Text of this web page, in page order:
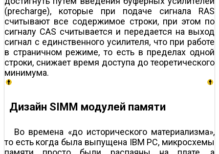
(precharge), которые при подаче сигнала RAS
считывают все содержимое строки, при этом по
сигналу CAS считывается и передается на выход
сигнал с единственного усилителя, что при работе
в страничном режиме, то есть в пределах одной
строки, снижает время доступа до теоретического
минимума.
Дизайн SIMM модулей памяти
Во времена «до исторического материализма»,
то есть когда была выпущена IBM PC, микросхемы